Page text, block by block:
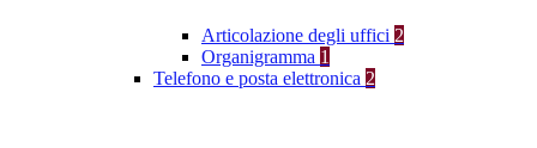
Articolazione degli uffici 2
Organigramma 1
Telefono e posta elettronica 2